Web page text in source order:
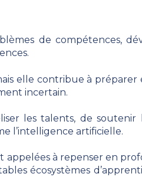
de compétences,
elle contribue à
incertain.
les talents, de
l’intelligence artificielle.
appelées à repenser en
écosystèmes